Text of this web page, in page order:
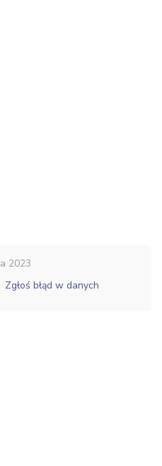
2023
Zgłoś błąd w danych